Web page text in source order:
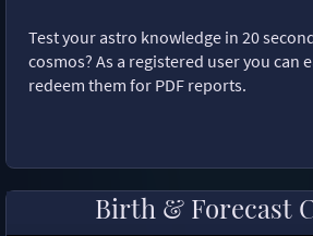
Test your astro knowledge in 20
cosmos? As a registered user you can
redeem them for PDF reports.
Birth & Forecast